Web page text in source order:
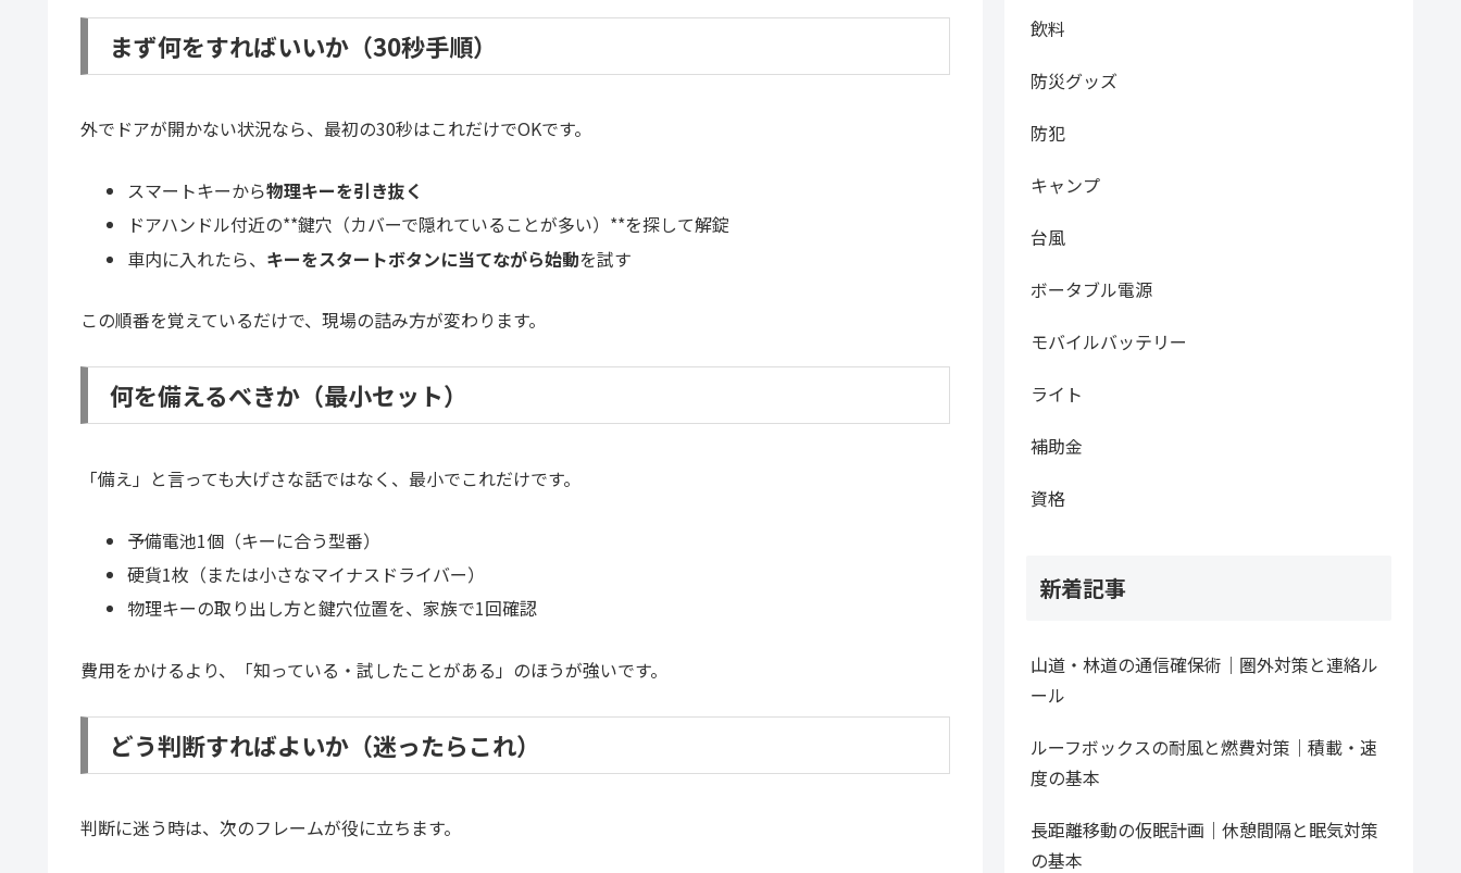
まず何をすればいいか（30秒手順）
外でドアが開かない状況なら、最初の30秒はこれだけでOKです。
スマートキーから物理キーを引き抜く
ドアハンドル付近の**鍵穴（カバーで隠れていることが多い）**を探して解錠
車内に入れたら、 キーをスタートボタンに当てながら始動を試す
この順番を覚えているだけで、現場の詰み方が変わります。
何を備えるべきか（最小セット）
「備え」と言っても大げさな話ではなく、最小でこれだけです。
予備電池1個（キーに合う型番）
硬貨1枚（または小さなマイナスドライバー）
物理キーの取り出し方と鍵穴位置を、家族で1回確認
費用をかけるより、「知っている・試したことがある」のほうが強いです。
どう判断すればよいか（迷ったらこれ）
判断に迷う時は、次のフレームが役に立ちます。
飲料
防災グッズ
防犯
キャンプ
台風
ボータブル電源
モバイルバッテリー
ライト
補助金
資格
新着記事
山道・林道の通信確保術｜圏外対策と連絡ル
ール
ルーフボックスの耐風と燃費対策｜積載・速
度の基本
長距離移動の仮眠計画｜休憩間隔と眠気対策
の基本